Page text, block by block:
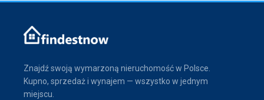
Znajdź swoją wymarzoną nieruchomość w Polsce.
Kupno, sprzedaż i wynajem — wszystko w jednym
miejscu.